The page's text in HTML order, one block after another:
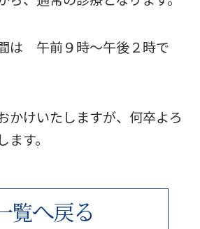
は 午前９時～午後２時で
かけいたしますが、何卒よろ
す。
覧へ戻る